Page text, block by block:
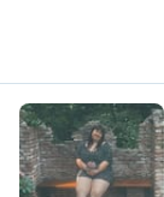
A